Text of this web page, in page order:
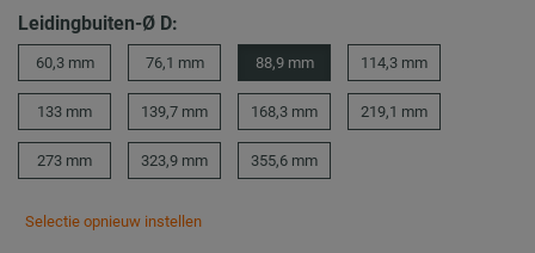
Leidingbuiten-Ø D:
60,3 mm 76,1 mm 88,9 mm 114,3 mm
133 mm 139,7 mm 168,3 mm 219,1 mm
273 mm 323,9 mm 355,6 mm
Selectie opnieuw instellen